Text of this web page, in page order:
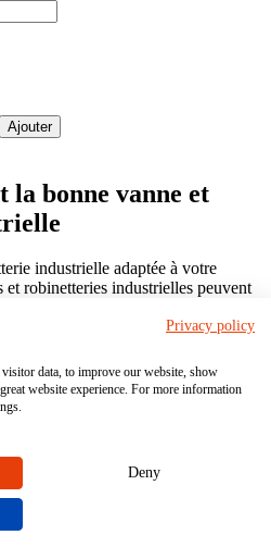
Ajouter
bonne vanne et
industrielle adaptée à votre
robinetteries industrielles peuvent
Nos experts se feront un
industrielle
ici !
Privacy policy
data, to improve our website, show
website experience. For more information
Deny